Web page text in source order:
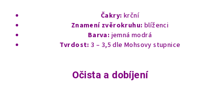
Čakry: krční
Znamení zvěrokruhu: blíženci
Barva: jemná modrá
Tvrdost: 3 – 3,5 dle Mohsovy stupnice
Očista a dobíjení